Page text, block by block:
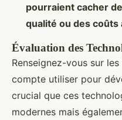
pourraient cacher
qualité ou des
Évaluation des
Renseignez-vous sur les
compte utiliser pour
crucial que ces
modernes mais